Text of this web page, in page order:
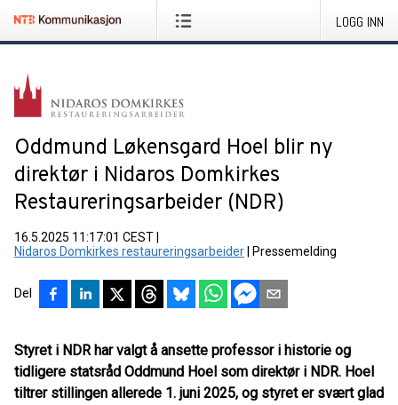
LOGG INN
Oddmund Løkensgard Hoel blir ny
direktør i Nidaros Domkirkes
Restaureringsarbeider (NDR)
16.5.2025 11:17:01 CEST
Nidaros Domkirkes restaureringsarbeider
Pressemelding
Del
Styret i NDR har valgt å ansette professor i historie og
tidligere statsråd Oddmund Hoel som direktør i NDR. Hoel
tiltrer stillingen allerede 1. juni 2025, og styret er svært glad